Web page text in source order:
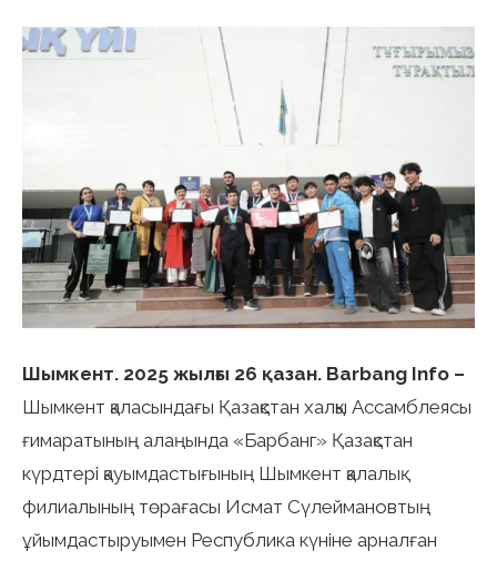
Шымкент. 2025 жылғы 26 қазан. Barbang Info –
Шымкент қаласындағы Қазақстан халқы Ассамблеясы
ғимаратының алаңында «Барбанг» Қазақстан
күрдтері қауымдастығының Шымкент қалалық
филиалының төрағасы Исмат Сүлеймановтың
ұйымдастыруымен Республика күніне арналған